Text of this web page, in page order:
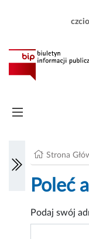
Strona
Poleć
Podaj swój